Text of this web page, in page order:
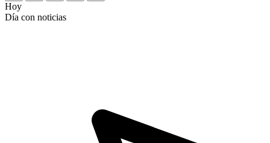
Hoy
Día con noticias